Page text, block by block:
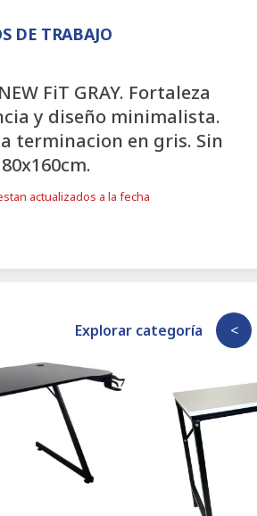
DE TRABAJO
FiT GRAY. Fortaleza
y diseño minimalista.
terminacion en gris. Sin
actualizados a la fecha
Explorar categoría <